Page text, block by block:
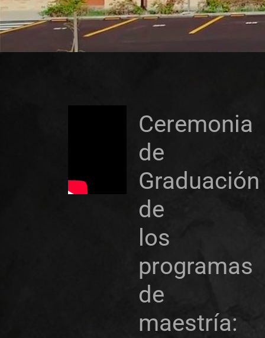
Ceremonia
de
Graduación
de
los
programas
de
maestría: